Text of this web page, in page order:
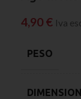
4,90 € Iva
PESO
DIMENSIONI